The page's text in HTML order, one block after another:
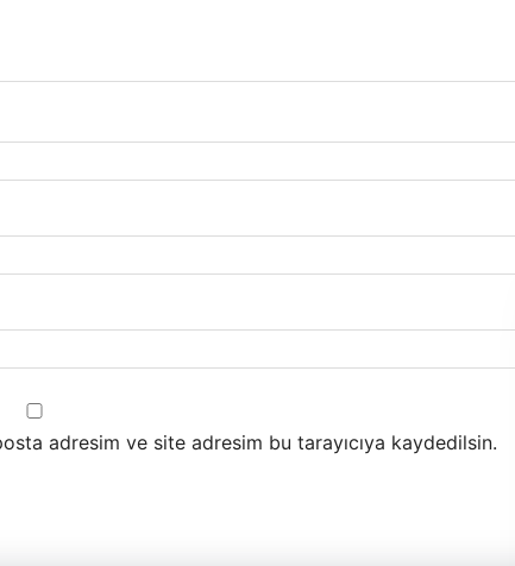
adresim ve site adresim bu tarayıcıya kaydedilsin.